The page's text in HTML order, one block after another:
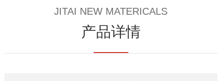
JITAI NEW MATERICALS
产品详情